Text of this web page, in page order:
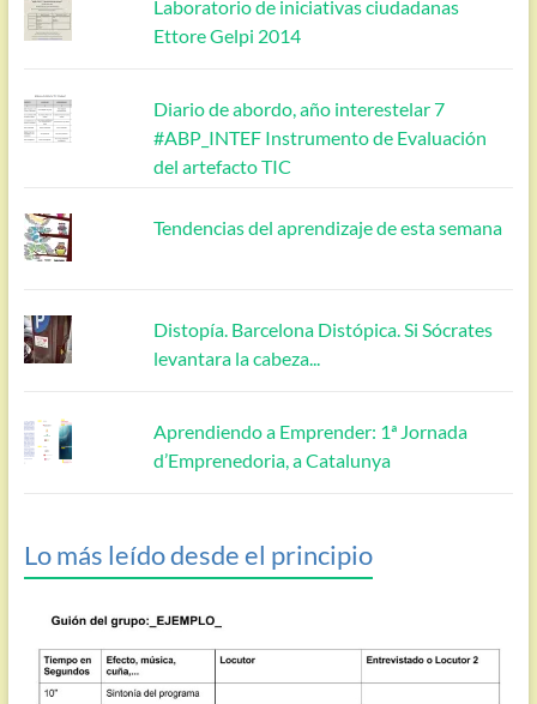
Laboratorio de iniciativas ciudadanas
Ettore Gelpi 2014
Diario de abordo, año interestelar 7
#ABP_INTEF Instrumento de Evaluación
del artefacto TIC
Tendencias del aprendizaje de esta semana
Distopía. Barcelona Distópica. Si Sócrates
levantara la cabeza...
Aprendiendo a Emprender: 1ª Jornada
d’Emprenedoria, a Catalunya
Lo más leído desde el principio